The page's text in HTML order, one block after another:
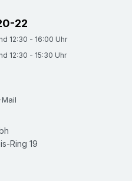
22
12:30 - 16:00 Uhr
12:30 - 15:30 Uhr
Ring 19